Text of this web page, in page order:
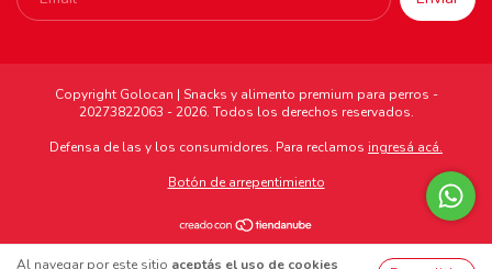
Al navegar por este sitio aceptás el uso de cookies
Copyright Golocan | Snacks y alimento premium para perros -
20273822063 - 2026. Todos los derechos reservados.
Defensa de las y los consumidores. Para reclamos ingresá acá.
Botón de arrepentimiento